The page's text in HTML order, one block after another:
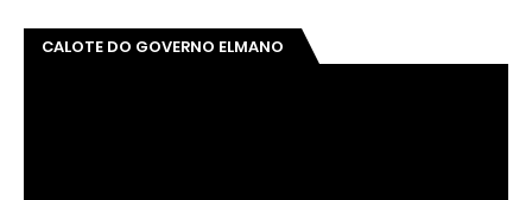
CALOTE DO GOVERNO ELMANO